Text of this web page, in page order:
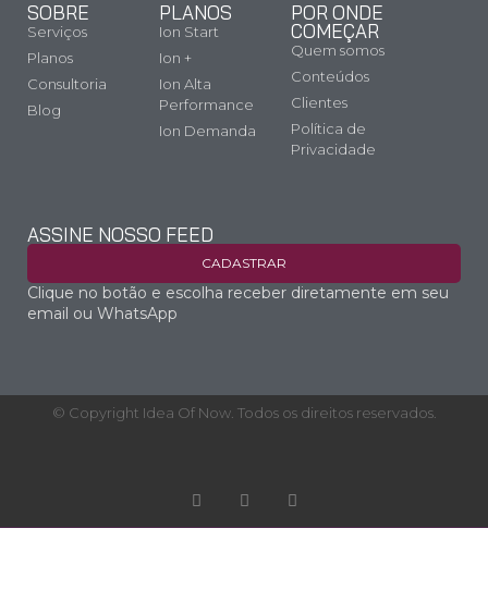
SOBRE
Serviços
Planos
Consultoria
Blog
PLANOS
Ion Start
Ion +
Ion Alta
Performance
Ion Demanda
POR ONDE
COMEÇAR
Quem somos
Conteúdos
Clientes
Política de
Privacidade
ASSINE NOSSO FEED
CADASTRAR
Clique no botão e escolha receber diretamente em seu
email ou WhatsApp
© Copyright Idea Of Now. Todos os direitos reservados.